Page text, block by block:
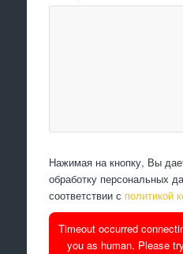
Нажимая на кнопку, Вы
обработку персональных
соответствии с политикой
Timeout occurred
you as human. Please